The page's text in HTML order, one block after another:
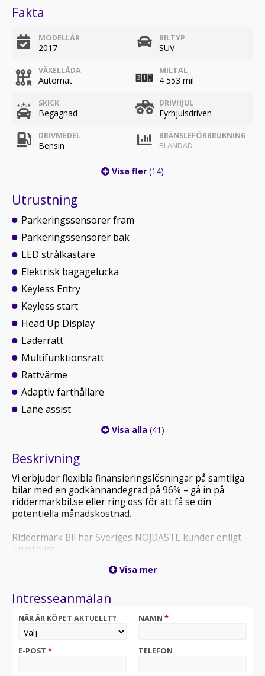
Fakta
MODELLÅR
2017
BILTYP
SUV
VÄXELLÅDA
Automat
MILTAL
4 553 mil
SKICK
Begagnad
DRIVHJUL
Fyrhjulsdriven
DRIVMEDEL
Bensin
BRÄNSLEFÖRBRUKNING
BLANDAD
Visa fler (14)
Utrustning
Parkeringssensorer fram
Parkeringssensorer bak
LED strålkastare
Elektrisk bagagelucka
Keyless Entry
Keyless start
Head Up Display
Läderratt
Multifunktionsratt
Rattvärme
Adaptiv farthållare
Lane assist
Visa alla (41)
Beskrivning
Vi erbjuder flexibla finansieringslösningar på samtliga
bilar med en godkännandegrad på 96% – gå in på
riddermarkbil.se eller ring oss för att få se din
potentiella månadskostnad.
Riddermark Bil har Sveriges NÖJDASTE kunder enligt
Trustpilot
hemleverans i hela Sverige!*
Varmt välkommen till vår anläggning i Örebro!
kraftfull hybridmotor och fyrhjulsdrift.
Erbjuder hög komfort, mjuk körkänsla och låg
En elegant och pålitlig SUV – redo för leverans.
Visa mer
Intresseanmälan
NÄR ÄR KÖPET AKTUELLT? NAMN *
E-POST * TELEFON